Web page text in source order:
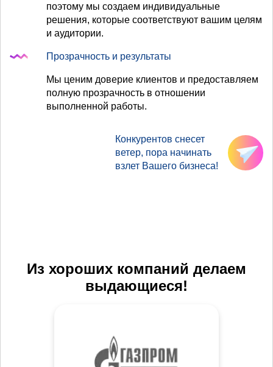
поэтому мы создаем индивидуальные
решения, которые соответствуют вашим целям
и аудитории.
Прозрачность и результаты
Мы ценим доверие клиентов и предоставляем
полную прозрачность в отношении
выполненной работы.
Конкурентов снесет
ветер, пора начинать
взлет Вашего бизнеса!
Из хороших компаний делаем
выдающиеся!